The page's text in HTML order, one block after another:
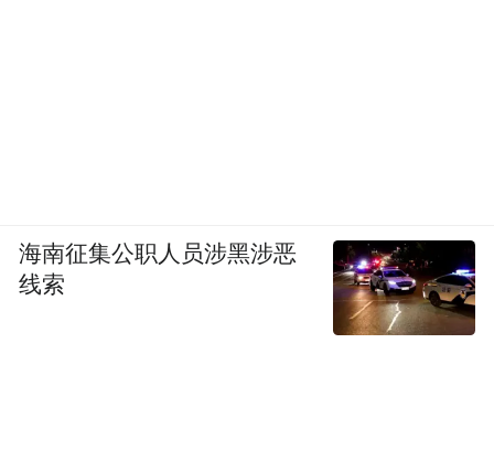
海南征集公职人员涉黑涉恶
线索